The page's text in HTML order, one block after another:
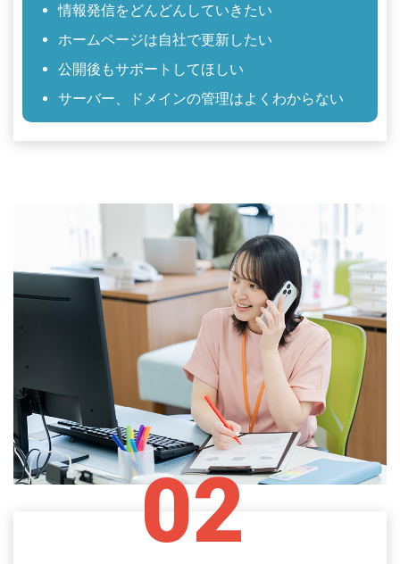
情報発信をどんどんしていきたい
ホームページは自社で更新したい
公開後もサポートしてほしい
サーバー、ドメインの管理はよくわからない
02